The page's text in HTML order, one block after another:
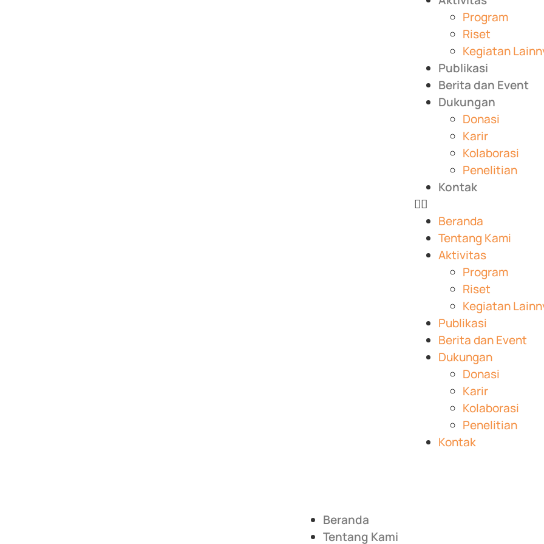
Program
Riset
Kegiatan
Publikasi
Berita dan Event
Dukungan
Donasi
Karir
Kolaborasi
Penelitian
Kontak
Beranda
Tentang Kami
Aktivitas
Program
Riset
Kegiatan
Publikasi
Berita dan Event
Dukungan
Donasi
Karir
Kolaborasi
Penelitian
Kontak
Beranda
Tentang Kami